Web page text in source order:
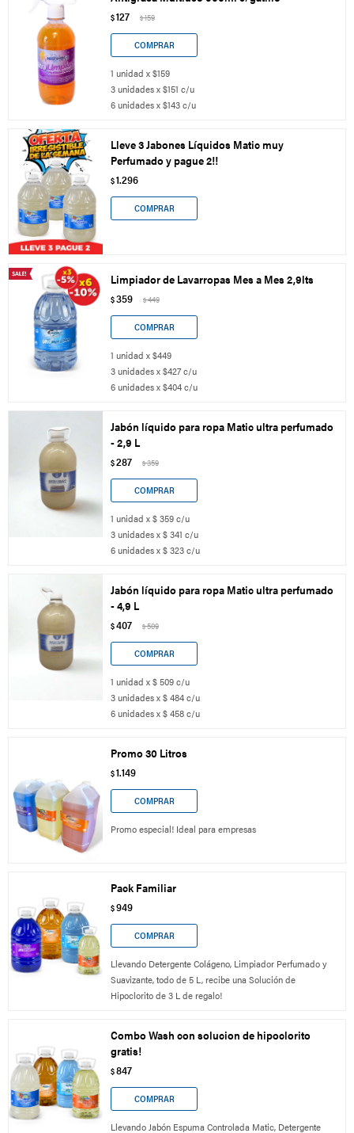
$127 $159
1 unidad x $159
3 unidades x $151 c/u
6 unidades x $143 c/u
Lleve 3 Jabones Líquidos Matic muy
Perfumado y pague 2!!
$1.296
Limpiador de Lavarropas Mes a Mes 2,9lts
$359 $449
1 unidad x $449
3 unidades x $427 c/u
6 unidades x $404 c/u
Jabón líquido para ropa Matic ultra perfumado
- 2,9 L
$287 $359
1 unidad x $ 359 c/u
3 unidades x $ 341 c/u
6 unidades x $ 323 c/u
Jabón líquido para ropa Matic ultra perfumado
- 4,9 L
$407 $509
1 unidad x $ 509 c/u
3 unidades x $ 484 c/u
6 unidades x $ 458 c/u
Promo 30 Litros
$1.149
Promo especial! Ideal para empresas
Pack Familiar
$949
Llevando Detergente Colágeno, Limpiador Perfumado y
Suavizante, todo de 5 L, recibe una Solución de
Hipoclorito de 3 L de regalo!
Combo Wash con solucion de hipoclorito
gratis!
$847
Llevando Jabón Espuma Controlada Matic, Detergente